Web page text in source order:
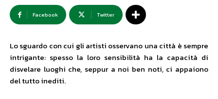
Facebook Twitter
Lo sguardo con cui gli artisti osservano una città è sempre
intrigante: spesso la loro sensibilità ha la capacità di
disvelare luoghi che, seppur a noi ben noti, ci appaiono
del tutto inediti.